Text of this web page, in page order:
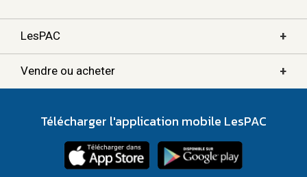
LesPAC +
Vendre ou acheter +
Télécharger l'application mobile LesPAC